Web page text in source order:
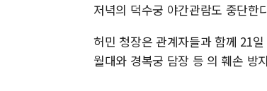
저녁의 덕수궁 야간관람도 중단한
허민 청장은 관계자들과 함께 21
월대와 경복궁 담장 등 의 훼손 방